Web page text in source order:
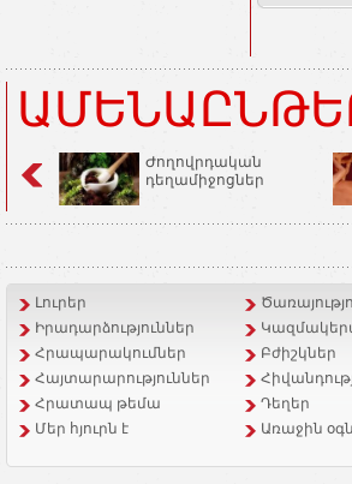
Ժողովրդական
դեղամիջոցներ
Լուրեր
Իրադարձություններ
Հրապարակումներ
Բժիշկներ
Հայտարարություններ
Հրատապ թեմա
Դեղեր
Մեր հյուրն է
Առաջին